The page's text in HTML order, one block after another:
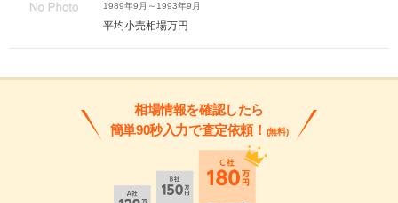
1989年9月～1993年9月
平均小売相場万円
相場情報を確認したら
簡単90秒入力で査定依頼！ (無料)